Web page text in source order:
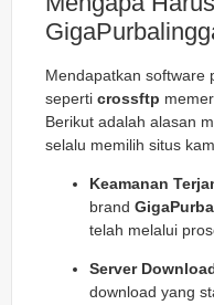
Mendapatkan software
seperti crossftp
Berikut adalah alasan
selalu memilih situs
Keamanan
brand
telah melalui
Server
download yang